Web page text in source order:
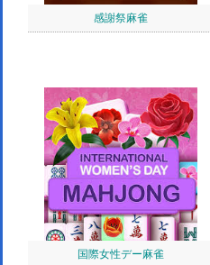
感謝祭麻雀
国際女性デー麻雀